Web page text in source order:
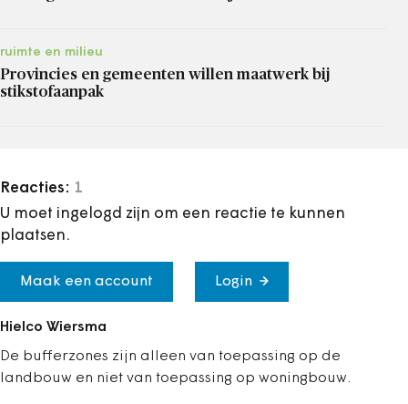
ruimte en milieu
Provincies en gemeenten willen maatwerk bij
stikstofaanpak
Reacties: 1
U moet ingelogd zijn om een reactie te kunnen
plaatsen.
Maak een account Login
Hielco Wiersma
De bufferzones zijn alleen van toepassing op de
landbouw en niet van toepassing op woningbouw.